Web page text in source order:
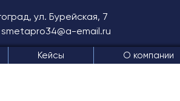
ул. Бурейская, 7
smetapro34@a-email.ru
Кейсы О компании